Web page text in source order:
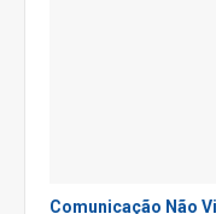
Comunicação Não